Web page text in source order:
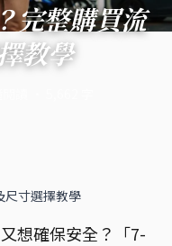
完整購買流
教學
尺寸選擇教學
想確保安全？「7-